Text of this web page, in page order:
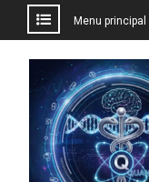
contenu
Menu principal